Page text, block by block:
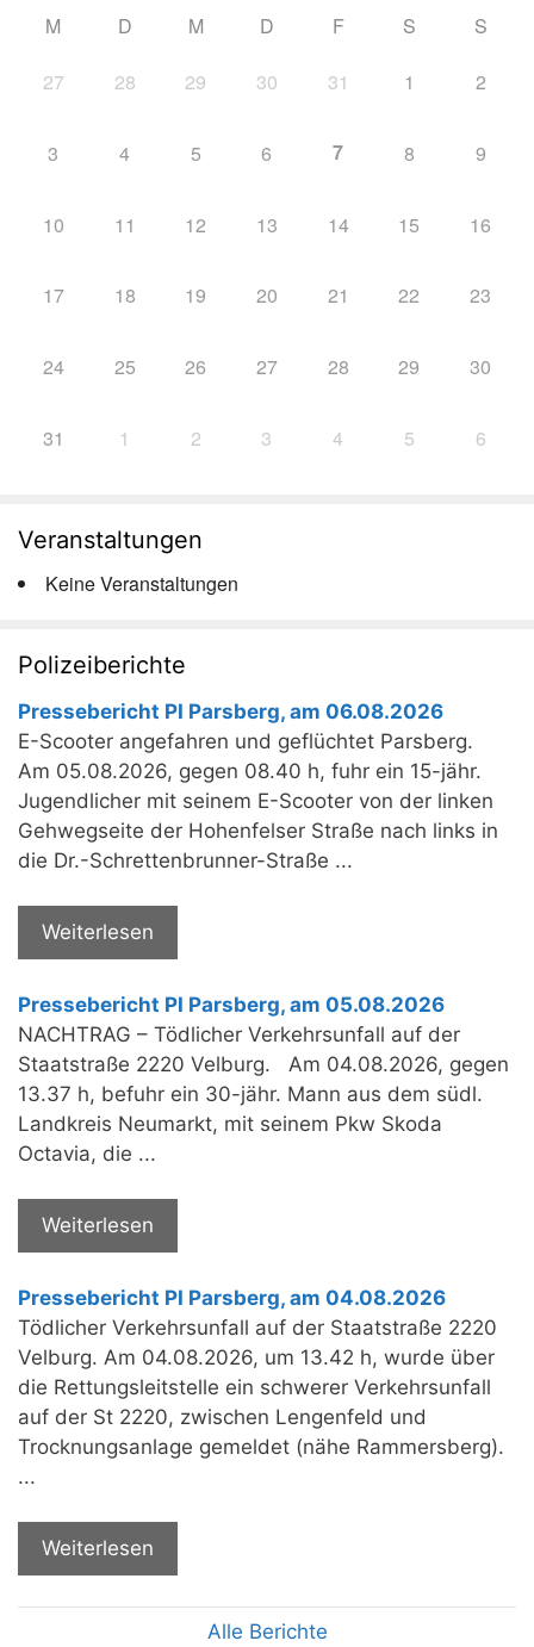
M D M D F S S
27 28 29 30 31 1 2
3 4 5 6 7 8 9
10 11 12 13 14 15 16
17 18 19 20 21 22 23
24 25 26 27 28 29 30
31 1 2 3 4 5 6
Veranstaltungen
Keine Veranstaltungen
Polizeiberichte
Pressebericht PI Parsberg, am 06.08.2026
E-Scooter angefahren und geflüchtet Parsberg.
Am 05.08.2026, gegen 08.40 h, fuhr ein 15-jähr.
Jugendlicher mit seinem E-Scooter von der linken
Gehwegseite der Hohenfelser Straße nach links in
die Dr.-Schrettenbrunner-Straße ...
Weiterlesen
Pressebericht PI Parsberg, am 05.08.2026
NACHTRAG – Tödlicher Verkehrsunfall auf der
Staatstraße 2220 Velburg. Am 04.08.2026, gegen
13.37 h, befuhr ein 30-jähr. Mann aus dem südl.
Landkreis Neumarkt, mit seinem Pkw Skoda
Octavia, die ...
Weiterlesen
Pressebericht PI Parsberg, am 04.08.2026
Tödlicher Verkehrsunfall auf der Staatstraße 2220
Velburg. Am 04.08.2026, um 13.42 h, wurde über
die Rettungsleitstelle ein schwerer Verkehrsunfall
auf der St 2220, zwischen Lengenfeld und
Trocknungsanlage gemeldet (nähe Rammersberg).
...
Weiterlesen
Alle Berichte